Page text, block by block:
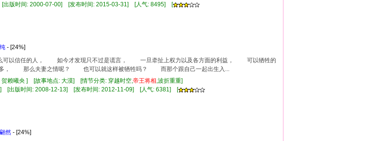
[出版时间: 2000-07-00] [发布时间: 2015-03-31] [人气: 8495] [
- [24%]
以信任的人， 如今才发现只不过是谎言， 一旦牵扯上权力以及各方面的利益， 可以牺牲的
多， 那么夫妻之情呢？ 也可以就这样被牺牲吗？ 而那个跟自己一起出生入...
贺赖曦央 ] [故事地点: 大漠] [情节分类: 穿越时空,帝王将相,波折重重]
] [出版时间: 2008-12-13] [发布时间: 2012-11-09] [人气: 6381] [
然 - [24%]